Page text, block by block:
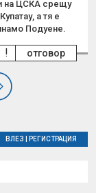
на ЦСКА срещу
а тя е
Подуене.
отговор
!
ВЛЕЗ РЕГИСТРАЦИЯ